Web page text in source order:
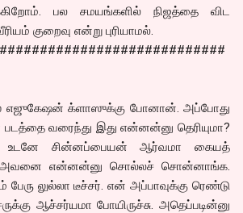
பல சமயங்களில் நிஜத்தை விட
குறைவு என்று புரியாமல்.
க்ளாஸுக்கு போனான். அப்போது
படத்தை வரைந்து இது என்னன்னு தெரியுமா?
உடனே சின்னப்பையன் ஆர்வமா கையத்
அவனை என்னன்னு சொல்லச் சொன்னாங்க.
லுல்லா டீச்சர். என் அப்பாவுக்கு ரெண்டு
ஆச்சர்யமா போயிருச்சு. அதெப்படின்னு